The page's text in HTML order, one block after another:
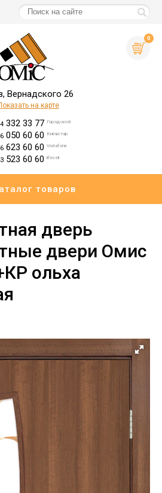
0
Вернадского 26
на карте
332 33 77 Городской
050 60 60 Киевстар
623 60 60 Vodafone
523 60 60 lifecell
товаров
дверь
двери Омис
ольха